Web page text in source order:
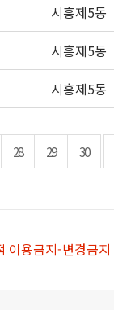
시흥제5동
시흥제5동
시흥제5동
28 29 30
이용금지-변경금지